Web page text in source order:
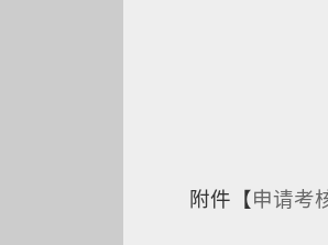
附件【申请考